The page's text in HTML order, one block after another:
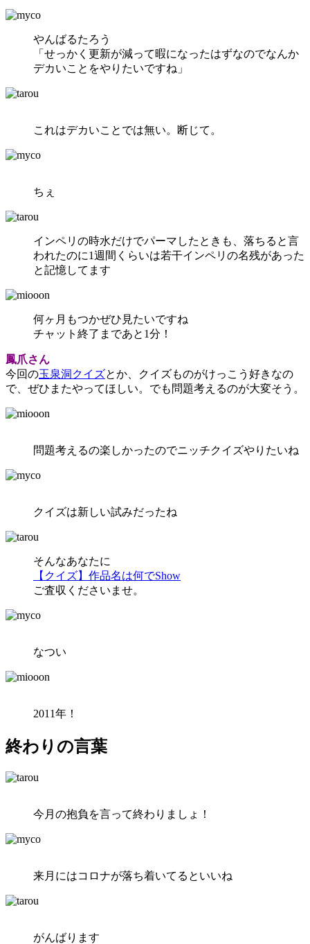
やんばるたろう
「せっかく更新が減って暇になったはずなのでなんか
デカいことをやりたいですね」
これはデカいことでは無い。断じて。
ちぇ
インペリの時水だけでパーマしたときも、落ちると言
われたのに1週間くらいは若干インペリの名残があった
と記憶してます
何ヶ月もつかぜひ見たいですね
チャット終了まであと1分！
鳳爪さん
今回の玉泉洞クイズとか、クイズものがけっこう好きなの
で、ぜひまたやってほしい。でも問題考えるのが大変そう。
問題考えるの楽しかったのでニッチクイズやりたいね
クイズは新しい試みだったね
そんなあなたに
【クイズ】作品名は何でShow
ご査収くださいませ。
なつい
2011年！
終わりの言葉
今月の抱負を言って終わりましょ！
来月にはコロナが落ち着いてるといいね
がんばります